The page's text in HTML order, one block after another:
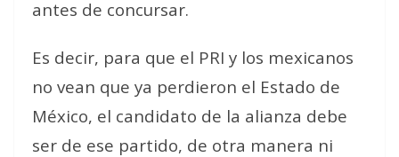
antes de concursar.
Es decir, para que el PRI y los mexicanos
no vean que ya perdieron el Estado de
México, el candidato de la alianza debe
ser de ese partido, de otra manera ni